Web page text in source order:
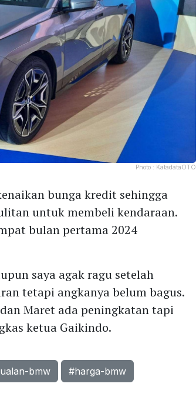
Photo : KatadataOTO
bunga kredit sehingga
untuk membeli kendaraan.
bulan pertama 2024
saya agak ragu setelah
tetapi angkanya belum bagus.
Maret ada peningkatan tapi
ketua Gaikindo.
bmw #harga-bmw